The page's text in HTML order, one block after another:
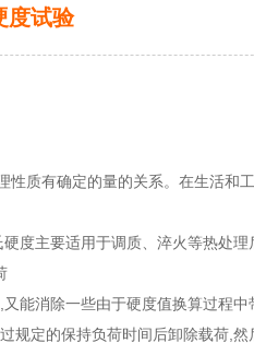
度试验
质有确定的量的关系。在生活和
度主要适用于调质、淬火等热处理
能消除一些由于硬度值换算过程中
规定的保持负荷时间后卸除载荷,然